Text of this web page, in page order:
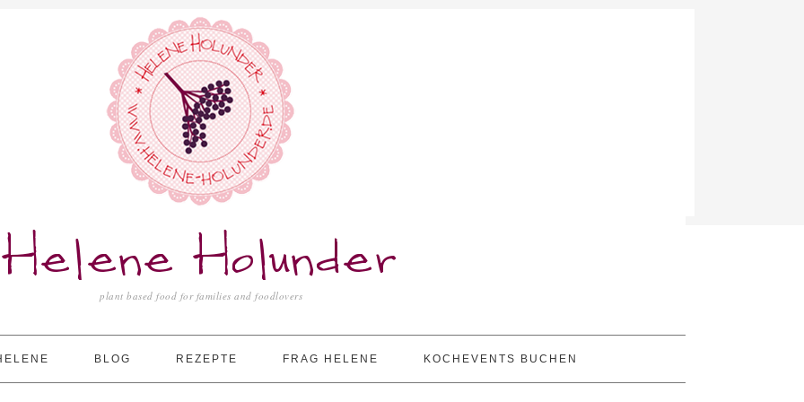
Helene Holunder
plant based food for families and foodlovers
BLOG REZEPTE FRAG HELENE KOCHEVENTS BUCHEN